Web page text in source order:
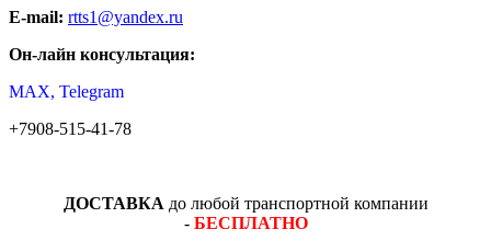
E-mail: rtts1@yandex.ru
Он-лайн консультация:
MAX, Telegram
+7908-515-41-78
ДОСТАВКА до любой транспортной компании
- БЕСПЛАТНО